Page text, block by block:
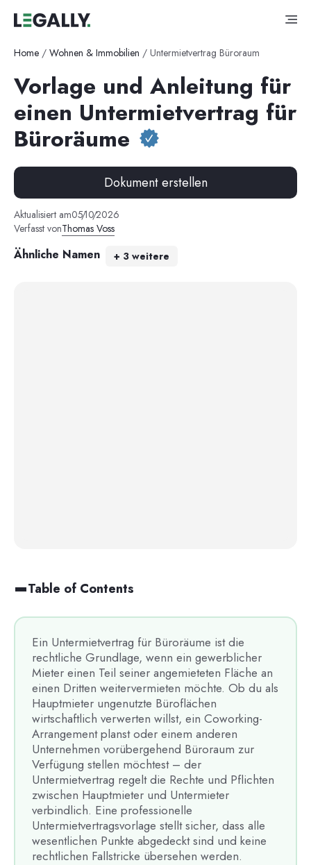
Home / Wohnen & Immobilien / Untermietvertrag Büroraum
Vorlage und Anleitung für
einen Untermietvertrag für
Büroräume
Dokument erstellen
Aktualisiert am05/10/2026
Verfasst vonThomas Voss
Ähnliche Namen + 3 weitere
Ein Untermietvertrag für Büroräume ist die
rechtliche Grundlage, wenn ein gewerblicher
Mieter einen Teil seiner angemieteten Fläche an
einen Dritten weitervermieten möchte. Ob du als
Hauptmieter ungenutzte Büroflächen
wirtschaftlich verwerten willst, ein Coworking-
Arrangement planst oder einem anderen
Unternehmen vorübergehend Büroraum zur
Verfügung stellen möchtest – der
Untermietvertrag regelt die Rechte und Pflichten
zwischen Hauptmieter und Untermieter
verbindlich. Eine professionelle
Untermietvertragsvorlage stellt sicher, dass alle
wesentlichen Punkte abgedeckt sind und keine
rechtlichen Fallstricke übersehen werden.
Table of Contents